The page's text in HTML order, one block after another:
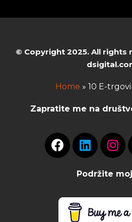
© Copyright 2025. All rights
Home » 10 E-
Zapratite me na
Podržite